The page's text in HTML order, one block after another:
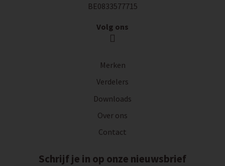
BE0833577715
Volg ons
Merken
Verdelers
Downloads
Over ons
Contact
Schrijf je in op onze nieuwsbrief